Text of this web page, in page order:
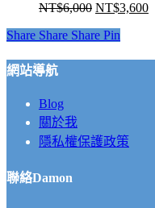
NT$6,000 原
始
NT$3,600目
Share Share Share Pin
網站導航
Blog
關於我
隱私權保護政策
聯絡Damon